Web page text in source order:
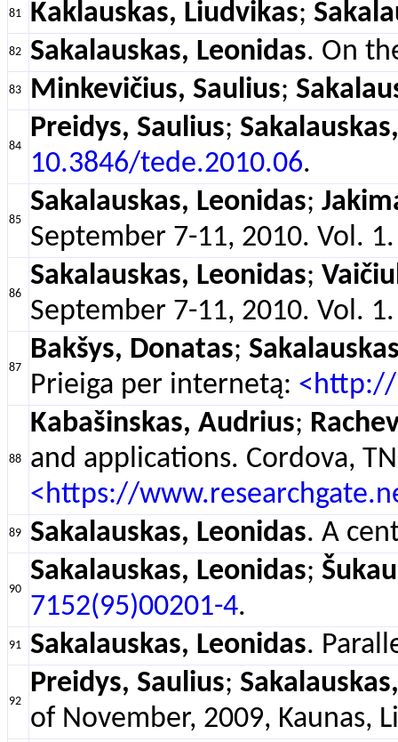
81 Kaklauskas, Liudvikas;
82 Sakalauskas, Leonidas. On
83 Minkevičius, Saulius;
84
Preidys, Saulius;
10.3846/tede.2010.06.
85
Sakalauskas, Leonidas;
September 7-11, 2010. Vol.
86
Sakalauskas, Leonidas;
September 7-11, 2010. Vol.
87
Bakšys, Donatas;
Prieiga per internetą: <http://
88
Kabašinskas, Audrius;
and applications. Cordova,
<https://
89 Sakalauskas, Leonidas. A
90
Sakalauskas, Leonidas;
7152(95)00201-4.
91 Sakalauskas, Leonidas.
92
Preidys, Saulius;
of November, 2009, Kaunas,